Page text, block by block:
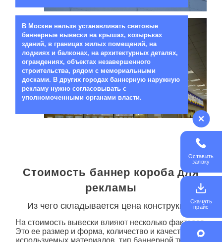
05
В Москве нельзя устанавливать световые
баннерные вывески на крышах, козырьках
зданий, в границах жилых помещений, на
лоджиях и балконах, на архитектурных деталях,
ограждениях, объектах незавершенного
строительства, рядом с мемориальными
досками. В других городах баннерную наружную
рекламу нужно согласовывать с
уполномоченными органами власти.
Стоимость баннер короба для
рекламы
Из чего складывается цена конструкции
На стоимость вывески влияют несколько факторов.
Это ее размер и форма, количество и качество
Оставить
заявку
Скачать
прайс